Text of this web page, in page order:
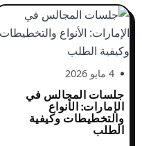
4 مايو 2026
جلسات المجالس في
الإمارات: الأنواع
والتخطيطات وكيفية
الطلب